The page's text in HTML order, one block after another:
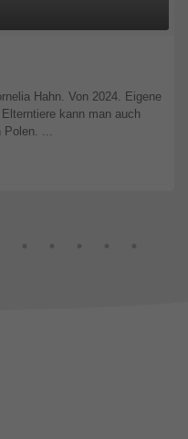
Hahn. Von 2024. Eigene
kann man auch
Polen. ...